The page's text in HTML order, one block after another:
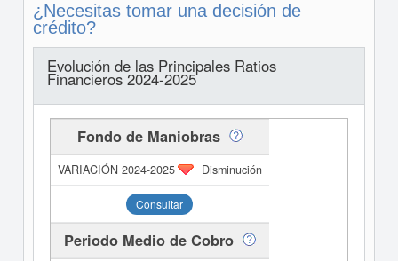
¿Necesitas tomar una decisión de
crédito?
Evolución de las Principales Ratios
Financieros 2024-2025
Fondo de Maniobras
Disminución
Consultar
Periodo Medio de Cobro